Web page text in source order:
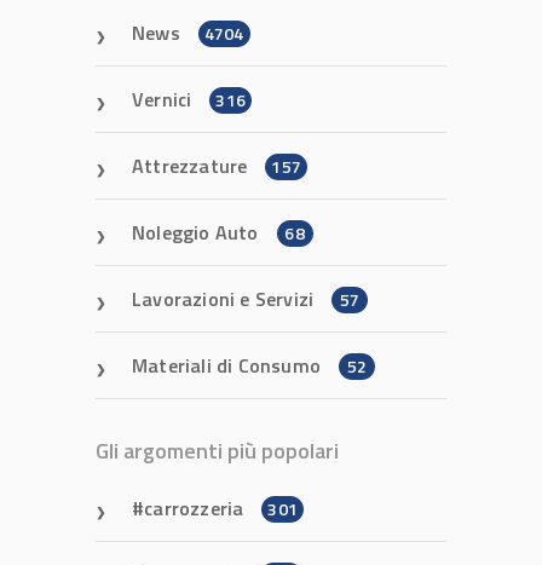
News 4704
Vernici 316
Attrezzature 157
Noleggio Auto 68
Lavorazioni e Servizi 57
Materiali di Consumo 52
Gli argomenti più popolari
carrozzeria 301